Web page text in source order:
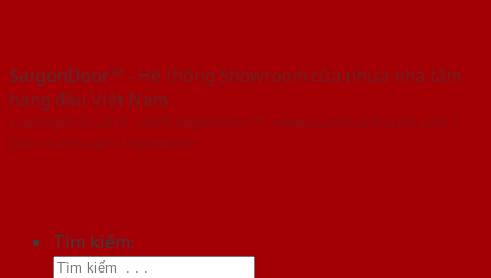
SaigonDoor™ - Hệ thống Showroom cửa nhựa nhà tắm
hàng đầu Việt Nam
Copyright ⓒ 2016 – 2026 SaigonDoor™ - www.cuanhuanhatam.com |
Đơn vị chủ quản SaigonDoor
Tìm kiếm: